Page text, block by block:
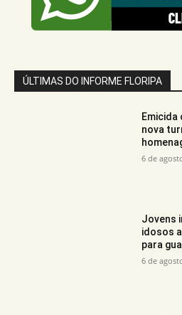
ÚLTIMAS DO INFORME FLORIPA
Emicida
nova
6 de
Jovens
idosos
para
6 de